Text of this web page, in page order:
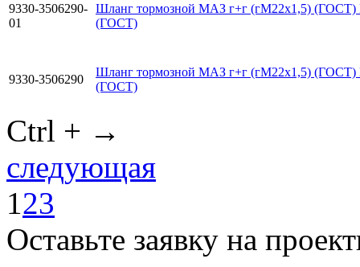
9330-3506290-
01
Шланг тормозной МАЗ г+г (гМ22х1,5) (ГОСТ)
(ГОСТ)
9330-3506290
Шланг тормозной МАЗ г+г (гМ22х1,5) (ГОСТ)
(ГОСТ)
Ctrl + →
следующая
123
Оставьте заявку на